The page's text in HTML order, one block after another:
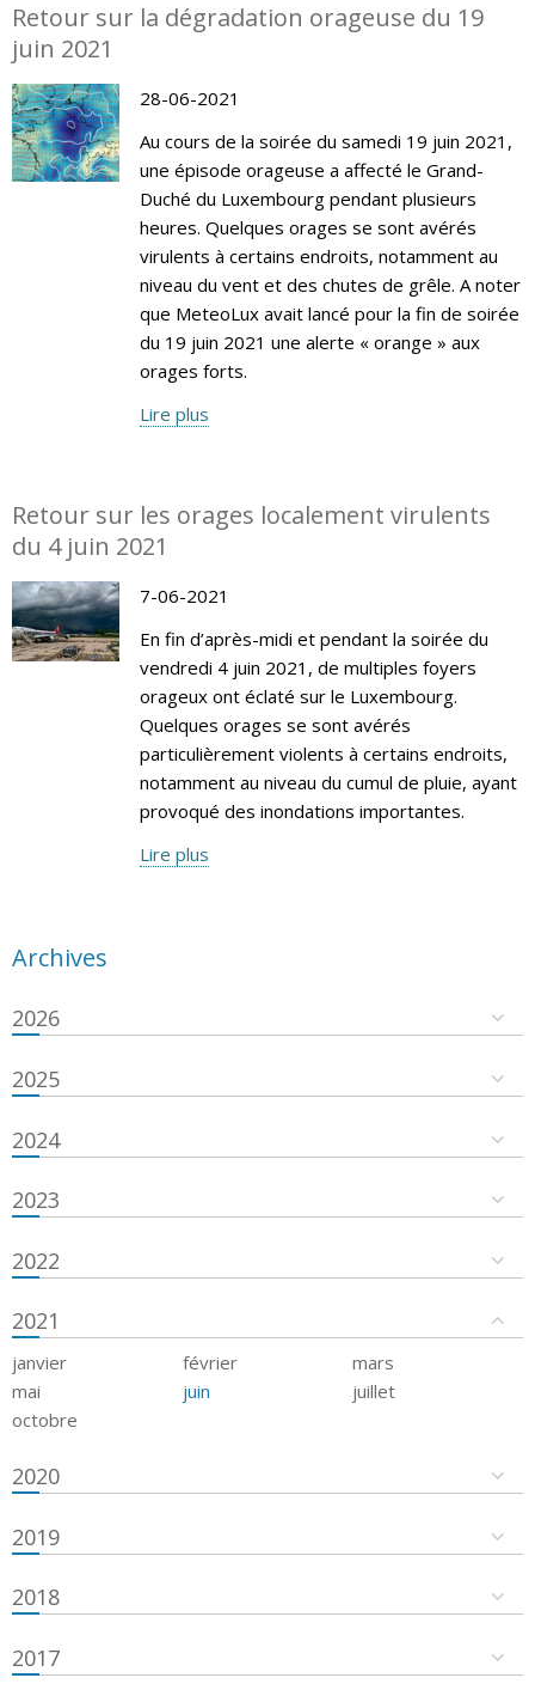
Retour sur la dégradation orageuse du 19
juin 2021
28-06-2021
Au cours de la soirée du samedi 19 juin 2021,
une épisode orageuse a affecté le Grand-
Duché du Luxembourg pendant plusieurs
heures. Quelques orages se sont avérés
virulents à certains endroits, notamment au
niveau du vent et des chutes de grêle. A noter
que MeteoLux avait lancé pour la fin de soirée
du 19 juin 2021 une alerte « orange » aux
orages forts.
Lire plus
Retour sur les orages localement virulents
du 4 juin 2021
7-06-2021
En fin d’après-midi et pendant la soirée du
vendredi 4 juin 2021, de multiples foyers
orageux ont éclaté sur le Luxembourg.
Quelques orages se sont avérés
particulièrement violents à certains endroits,
notamment au niveau du cumul de pluie, ayant
provoqué des inondations importantes.
Lire plus
Archives
2026
2025
2024
2023
2022
2021
janvier février
mars
mai
juin
juillet
octobre
2020
2019
2018
2017